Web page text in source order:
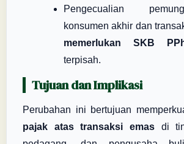
Pengecualian
konsumen akhir dan
memerlukan SKB
terpisah.
Tujuan dan Implikasi
Perubahan ini bertujuan
pajak atas transaksi emas di